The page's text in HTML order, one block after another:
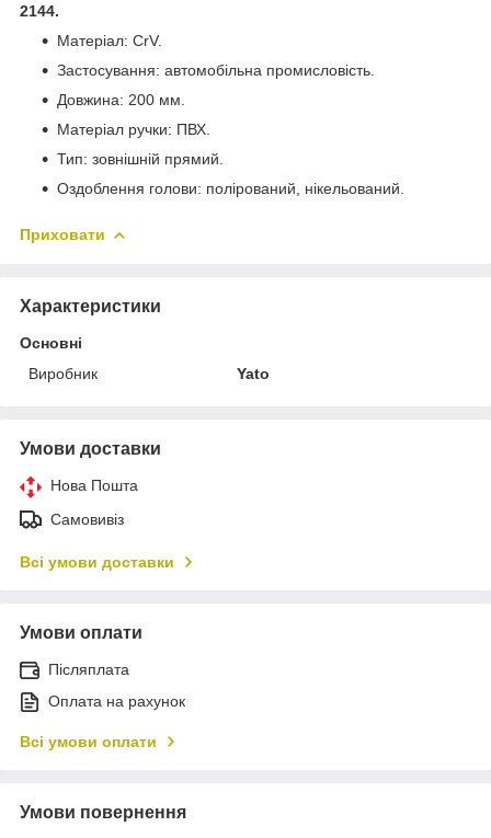
2144.
Матеріал: CrV.
Застосування: автомобільна промисловість.
Довжина: 200 мм.
Матеріал ручки: ПВХ.
Тип: зовнішній прямий.
Оздоблення голови: полірований, нікельований.
Приховати
Характеристики
Основні
Виробник
Yato
Умови доставки
Нова Пошта
Самовивіз
Всі умови доставки
Умови оплати
Післяплата
Оплата на рахунок
Всі умови оплати
Умови повернення